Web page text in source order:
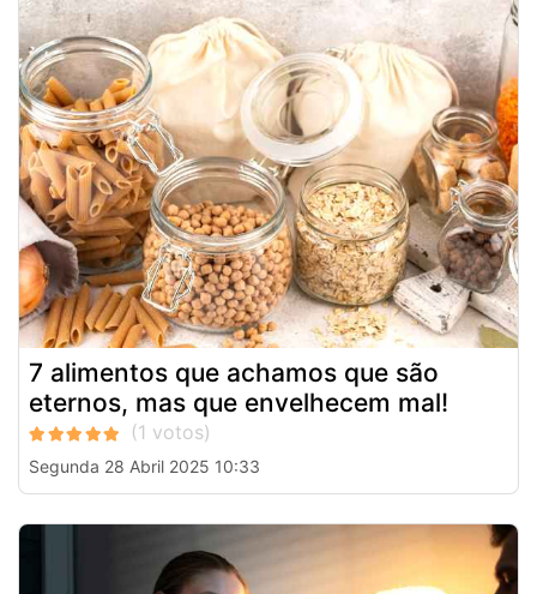
7 alimentos que achamos que são
eternos, mas que envelhecem mal!
Segunda 28 Abril 2025 10:33